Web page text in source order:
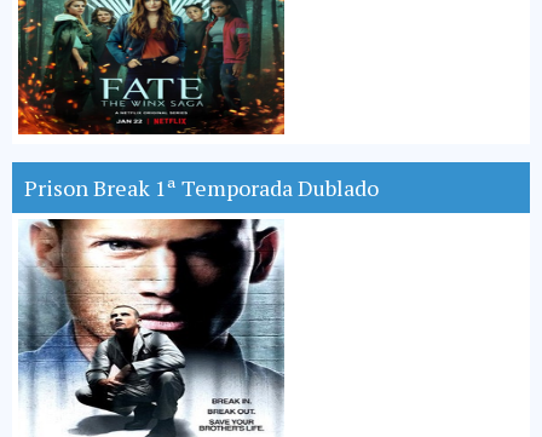
Prison Break 1ª Temporada Dublado